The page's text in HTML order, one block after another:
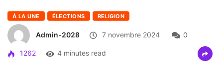
À LA UNE ÉLECTIONS RELIGION
Admin-2028 7 novembre 2024 0
1262 4 minutes read